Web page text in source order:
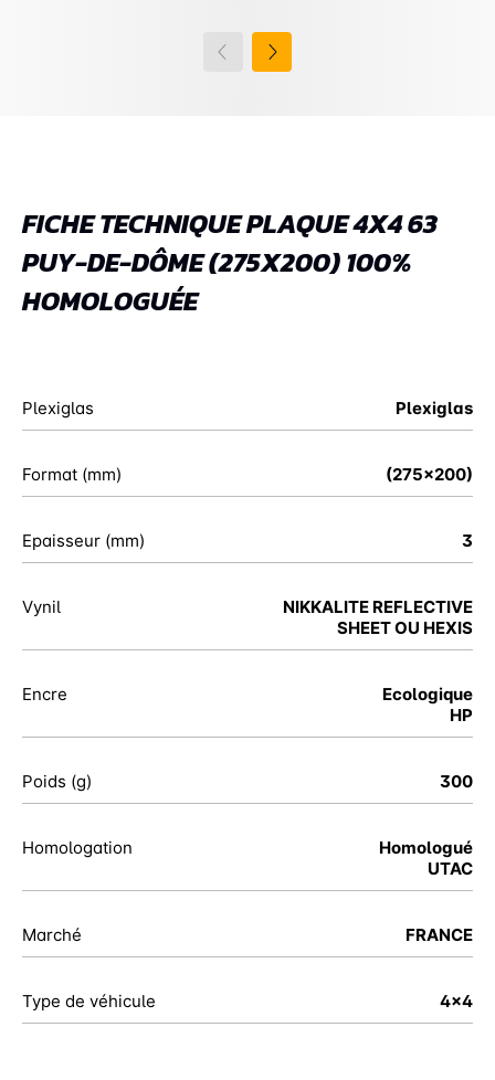
FICHE TECHNIQUE PLAQUE 4X4 63
PUY-DE-DÔME (275X200) 100%
HOMOLOGUÉE
Plexiglas Plexiglas
Format (mm) (275x200)
Epaisseur (mm) 3
Vynil
NIKKALITE REFLECTIVE
SHEET OU HEXIS
Encre
Ecologique
HP
Poids (g) 300
Homologation
Homologué
UTAC
Marché FRANCE
Type de véhicule 4x4